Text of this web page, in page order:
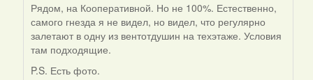
In
reply
to
by
Feather
Рядом, на Кооперативной. Но не 100%. Естественно,
самого гнезда я не видел, но видел, что регулярно
залетают в одну из вентотдушин на техэтаже. Условия
там подходящие.
P.S. Есть фото.